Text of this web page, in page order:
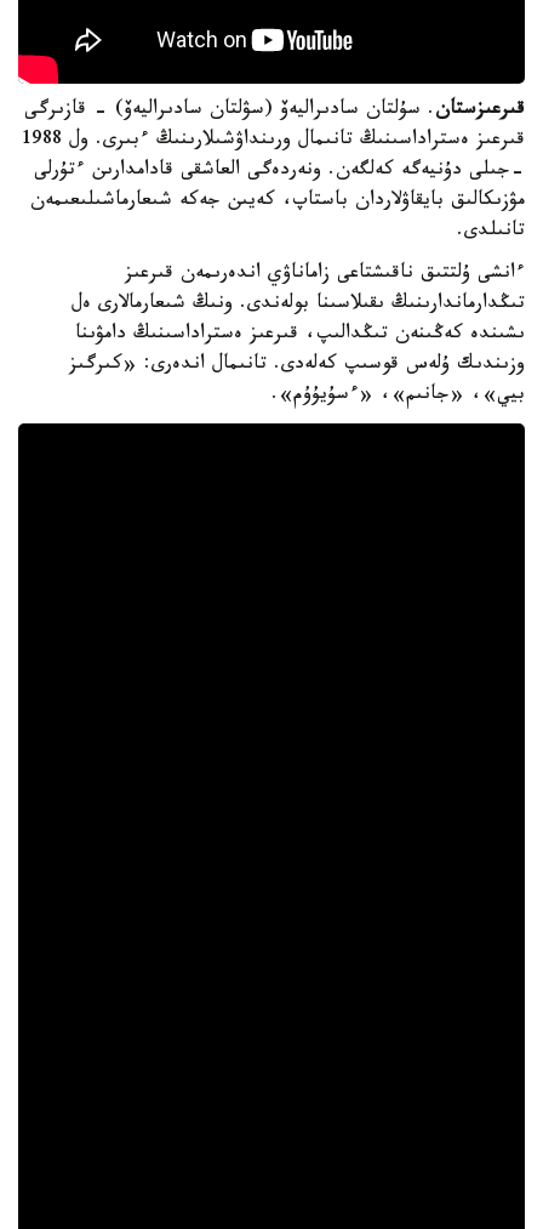
قىرعىزستان. سۇلتان سادىراليەۆ (سۋلتان سادىراليەۆ) - قازىرگى
قىرعىز ەستراداسىنىڭ تانىمال ورىنداۋشىلارىنىڭ ءبىرى. ول 1988
-جىلى دۇنيەگە كەلگەن. ونەردەگى العاشقى قادامدارىن ءتۇرلى
مۋزىكالىق بايقاۋلاردان باستاپ، كەيىن جەكە شىعارماشىلىعىمەن
تانىلدى.
ءانشى ۇلتتىق ناقىشتاعى زاماناۋي اندەرىمەن قىرعىز
تىڭدارماندارىنىڭ ىقىلاسىنا بولەندى. ونىڭ شىعارمالارى ەل
ىشىندە كەڭىنەن تىڭدالىپ، قىرعىز ەستراداسىنىڭ دامۋىنا
وزىندىك ۇلەس قوسىپ كەلەدى. تانىمال اندەرى: «كىرگىز
بيي»، «جانىم»، «ءسۇيۇۇم».